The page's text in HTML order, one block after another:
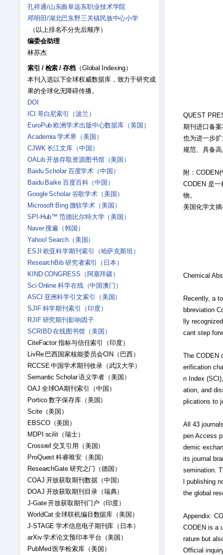
孔祥通/山东曲阜远东职业技术学院
邓明田/湖北巴东野三关镇民族中心小学
（以上排名不分先后顺序）
编委会助理
林苏杰
索引 / 检索 /存档（Global Indexing）
本刊入选以下全球权威数据库，致力于研究成
果的全球化无障碍传播。
DOI
ICI 哥白尼索引（波兰）
EuroPub 欧洲学术出版中心数据库（英国）
Academia 学术界（美国）
CJWK 长江文库（中国）
OALib 开放存取资源图书馆（美国）
Baidu Scholar 百度学术（中国）
Baidu Baike 百度百科（中国）
Google Scholar 谷歌学术（美国）
Microsoft Bing 微软学术（美国）
SPI-Hub™ 范德比尔特大学（美国）
Naver 搜遍（韩国）
Yahoo! Search（美国）
ESJI 欧亚科学期刊索引（哈萨克斯坦）
ResearchBib 研究者索引（日本）
KIND CONGRESS（阿塞拜疆）
Sci Online 科学在线（中国澳门）
ASCI 亚洲科学引文索引（美国）
SJIF 科学期刊索引（印度）
RJIF 研究期刊影响因子
SCRIBD 在线图书馆（美国）
CiteFactor 指标与信任索引（印度）
LivRe 巴西国家核能委员会CIN（巴西）
RCCSE 中国学术期刊收录（武汉大学）
Semantic Scholar 语义学者（美国）
OAJ 全球OA期刊索引（中国）
Portico 数字保存库（美国）
Scite（美国）
EBSCO（美国）
MDPI scilit（瑞士）
Crossref 交叉引用（美国）
ProQuest 科睿唯安（美国）
ResearchGate 研究之门（德国）
COAJ 开放获取期刊数据（中国）
DOAJ 开放获取期刊目录（瑞典）
J-Gate 开放获取期刊门户（印度）
WorldCat 全球联机编目数据库（美国）
J-STAGE 学术信息电子期刊库（日本）
arXiv 学术论文预印本平台（美国）
PubMed 医学检索库（美国）
QUEST
期刊进口备
也为进一步
规范、具备
附：CODEN
CODEN 是
物。
美国化学文
Chemical
Recently, a
bbreviation
lly
cant step
The CODEN
erification
n Index
ation, and
plications to
All 43
pen Access
demic
its journal
semination.
l publishing
the global
Appendix:
CODEN is a
rature but
Official